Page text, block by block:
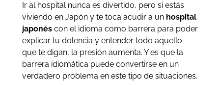
Ir al hospital nunca es divertido, pero si estás
viviendo en Japón y te toca acudir a un hospital
japonéscon el idioma como barrera para poder
explicar tu dolencia y entender todo aquello
que te digan, la presión aumenta. Y es que la
barrera idiomática puede convertirse en un
verdadero problema en este tipo de situaciones.